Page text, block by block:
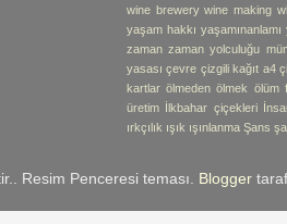
wine brewery wine making
yaşam hakkı yaşamınanlamı
zaman zaman yolculuğu
yasası çevre çizgili kağıt a4
kartlar ölmeden ölmek ölüm
üretim İlkbahar çiçekleri
ırkçılık ışık ışınlanma Şans
Resim Penceresi teması. Blogger